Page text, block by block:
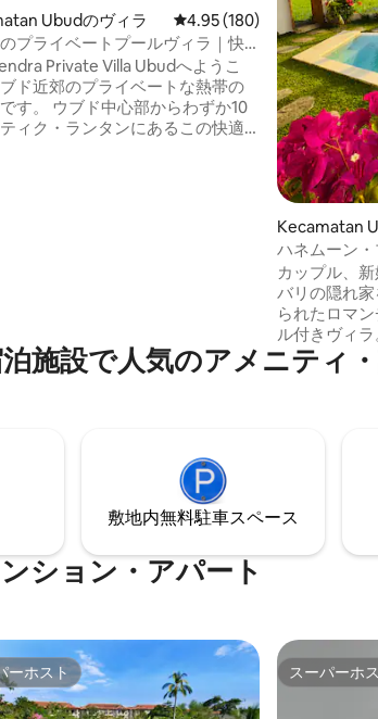
星中4.5つ星の平均評価
Ubudのヴィラ レビュー180件、5つ星中
4.95 (180)
プライベートプールヴィラ｜快
かな滞在
Private Villa Ubudへようこ
ド近郊のプライベートな熱帯の
部からわずか10
ィク・ランタンにあるこの快適
Kecamatan
ハネムーン・
なウブドで
カップル、
バリの隠れ
られたロマ
ル付きヴィラ
熱帯の緑、美
みください。 プライベートプール、露天
ロマンチッ
すために作
装、強力な
季節限定の特
の休暇。
施設で人気のアメニティ
敷地内無料駐⁠車ス⁠ペ⁠ー⁠ス
ション・アパート
ーホスト
ーホスト スーパーホス
スーパーホ